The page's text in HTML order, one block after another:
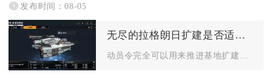
发布时间：08-05
无尽的拉格朗日扩建是否适合利用动员令推进进展
动员令完全可以用来推进基地扩建进度，但需要区分使用场景、储备...